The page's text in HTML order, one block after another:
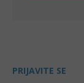
PRIJAVITE SE